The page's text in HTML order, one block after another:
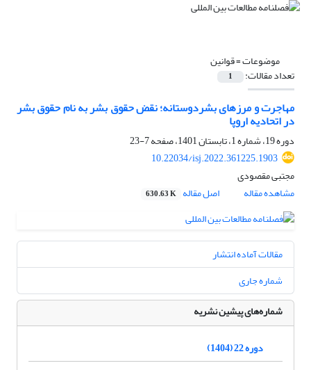
موضوعات =قوانین
تعداد مقالات: 1
مهاجرت و مرزهای بشردوستانه؛ نقض حقوق بشر به نام حقوق بشر
در اتحادیه اروپا
دوره 19، شماره 1، تابستان 1401، صفحه
7-23
10.22034/isj.2022.361225.1903
مجتبی مقصودی
مشاهده مقاله
اصل مقاله 630.63 K
مقالات آماده انتشار
شماره جاری
شماره‌های پیشین نشریه
دوره 22 (1404)